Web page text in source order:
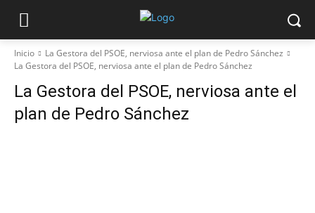
Inicio
La Gestora del PSOE, nerviosa ante el plan de Pedro Sánchez
La Gestora del PSOE, nerviosa ante el plan de Pedro Sánchez
La Gestora del PSOE, nerviosa ante el
plan de Pedro Sánchez